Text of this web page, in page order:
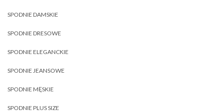
SPODNIE DAMSKIE
SPODNIE DRESOWE
SPODNIE ELEGANCKIE
SPODNIE JEANSOWE
SPODNIE MĘSKIE
SPODNIE PLUS SIZE